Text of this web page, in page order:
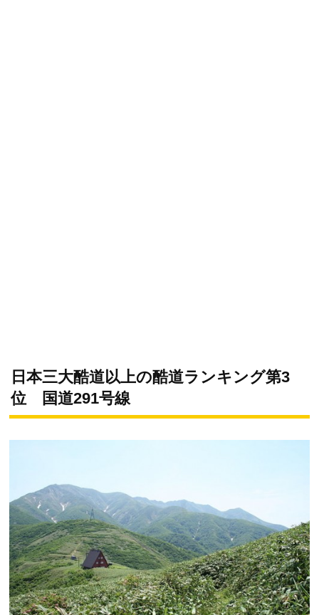
日本三大酷道以上の酷道ランキング第3
位 国道291号線